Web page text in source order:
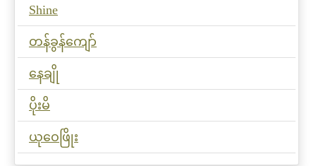
Shine
တန်ခွန်ကျော်
နေချို
ပိုးမိ
ယုဝေဖြိုး